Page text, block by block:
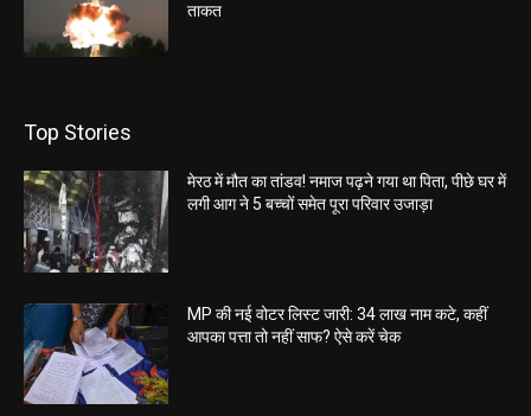
ताकत
Top Stories
मेरठ में मौत का तांडव! नमाज पढ़ने गया था पिता, पीछे घर में
लगी आग ने 5 बच्चों समेत पूरा परिवार उजाड़ा
MP की नई वोटर लिस्ट जारी: 34 लाख नाम कटे, कहीं
आपका पत्ता तो नहीं साफ? ऐसे करें चेक